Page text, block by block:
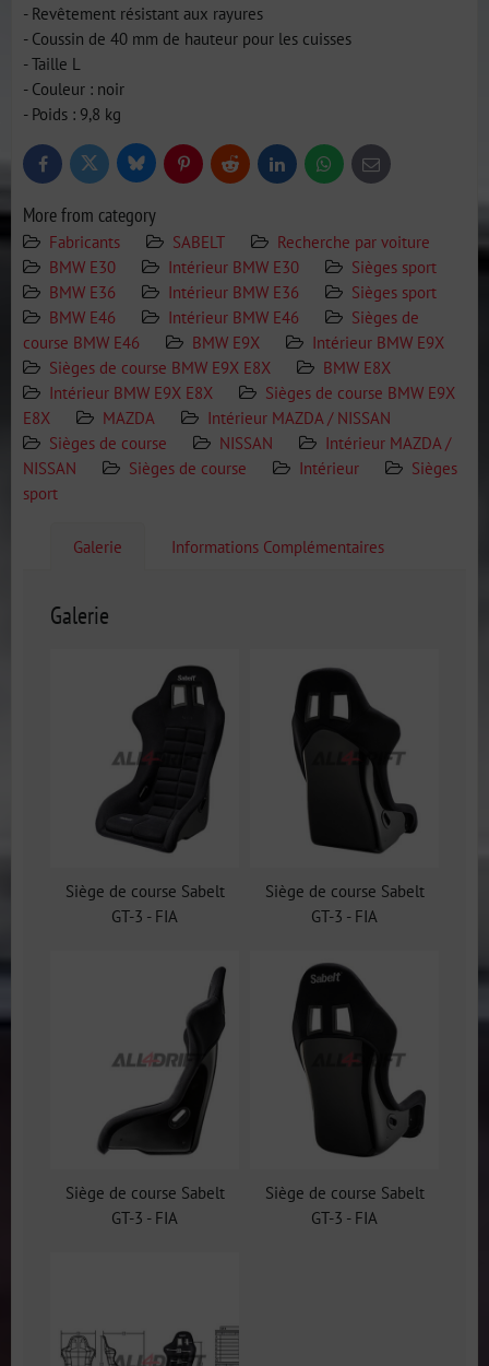
- Revêtement résistant aux rayures
- Coussin de 40 mm de hauteur pour les cuisses
- Taille L
- Couleur : noir
- Poids : 9,8 kg
FacebookTwitter BlueskyPinterestReddit LinkedInWhatsApp
E-
mail
More from category
Fabricants SABELT
Recherche par voiture
BMW E30
Intérieur BMW E30
Sièges sport
BMW E36
Intérieur BMW E36
Sièges sport
BMW E46
Intérieur BMW E46
Sièges de
course BMW E46
BMW E9X
Intérieur BMW E9X
Sièges de course BMW E9X E8X
BMW E8X
Intérieur BMW E9X E8X
Sièges de course BMW E9X
E8X
MAZDA
Intérieur MAZDA / NISSAN
Sièges de course
NISSAN
Intérieur MAZDA /
NISSAN
Sièges de course Intérieur
Sièges
sport
Galerie Informations Complémentaires
Galerie
Siège de course Sabelt
GT-3 - FIA
Siège de course Sabelt
GT-3 - FIA
Siège de course Sabelt
GT-3 - FIA
Siège de course Sabelt
GT-3 - FIA